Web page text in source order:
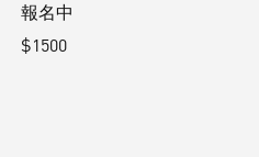
報名中
$1500